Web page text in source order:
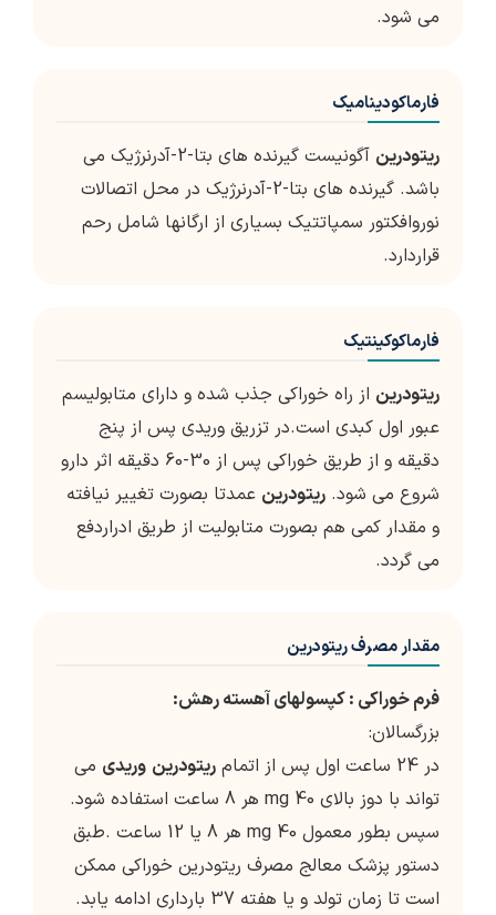
می شود.
فارماکودینامیک
ریتودرین
آگونیست گیرنده های بتا-2-آدرنرژیک می
باشد. گیرنده های بتا-2-آدرنرژیک در محل اتصالات
نوروافکتور سمپاتتیک بسیاری از ارگانها شامل رحم
قراردارد.
فارماکوکینتیک
ریتودرین از راه خوراکی جذب شده و دارای متابولیسم
عبور اول کبدی است.در تزریق وریدی پس از پنج
دقیقه و از طریق خوراکی پس از 30-60 دقیقه اثر دارو
شروع می شود. ریتودرین عمدتا بصورت تغییر نیافته
و مقدار کمی هم بصورت متابولیت از طریق ادراردفع
می گردد.
مقدار مصرف ریتودرین
فرم خوراکی : کپسولهای آهسته رهش:
بزرگسالان:
در 24 ساعت اول پس از اتمام
ریتودرین وریدی می
تواند با دوز بالای 40 mg هر 8 ساعت استفاده شود.
سپس بطور معمول 40 mg هر 8 یا 12 ساعت .طبق
دستور پزشک معالج مصرف ریتودرین خوراکی ممکن
است تا زمان تولد و یا هفته 37 بارداری ادامه یابد.